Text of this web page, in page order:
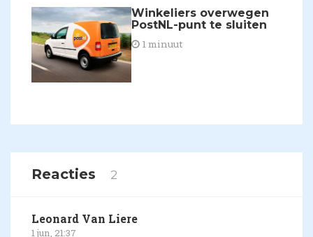
Winkeliers overwegen
PostNL-punt te sluiten
1 minuut
Reacties 2
Leonard Van Liere
1 jun, 21:37